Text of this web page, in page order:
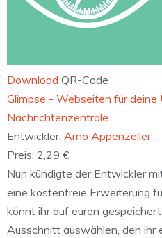
Download QR-Code
‎Glimpse - Webseiten für deine
Nachrichtenzentrale
Entwickler: Arno Appenzeller
Preis: 2,29 €
Nun kündigte der Entwickler
eine kostenfreie Erweiterung
könnt ihr auf euren
Ausschnitt auswählen, den ihr